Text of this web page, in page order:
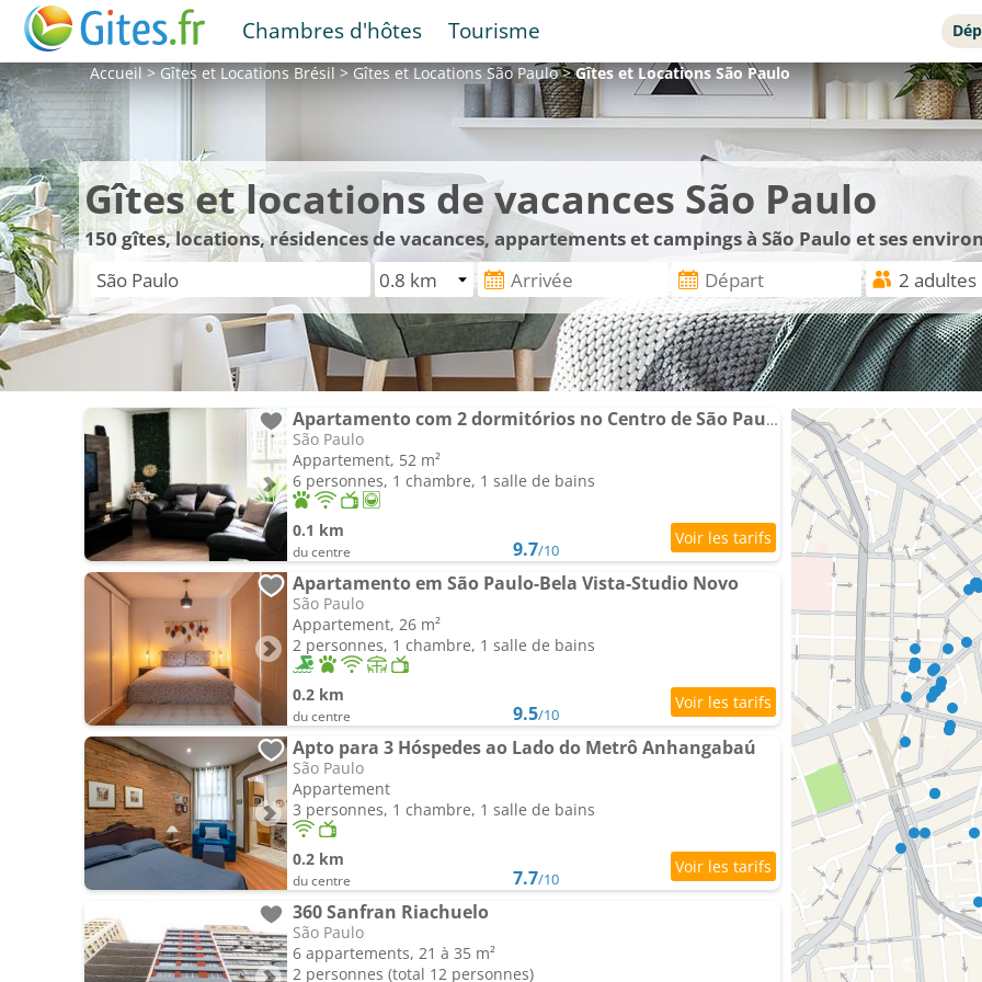
Chambres d'hôtes Tourisme
Accueil>Gîtes et LocationsBrésil>Gîtes et LocationsSão Paulo>Gîtes et LocationsSão Paulo
Gîtes et locations de vacances São Paulo
150 gîtes, locations, résidences de vacances, appartements et campings à São Paulo et ses
Apartamento com 2 dormitórios no Centro de São Paulo - Acomoda até 6 pessoas
São Paulo
Appartement, 52 m²
6 personnes, 1 chambre, 1 salle de bains
0.1 km
du centre 9.7/10
Apartamento em São Paulo-Bela Vista-Studio Novo
São Paulo
Appartement, 26 m²
2 personnes, 1 chambre, 1 salle de bains
0.2 km
du centre 9.5/10
Apto para 3 Hóspedes ao Lado do Metrô Anhangabaú
São Paulo
Appartement
3 personnes, 1 chambre, 1 salle de bains
0.2 km
du centre 7.7/10
360 Sanfran Riachuelo
São Paulo
6 appartements, 21 à 35 m²
2 personnes (total 12 personnes)